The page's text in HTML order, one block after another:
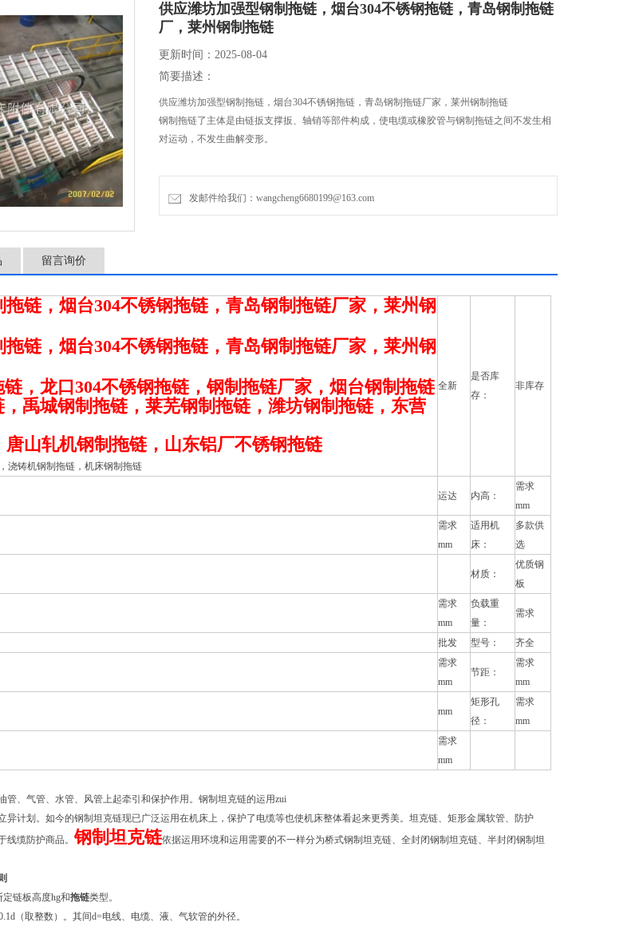
供应潍坊加强型钢制拖链，烟台304不锈钢拖链，青岛钢制拖链
厂，莱州钢制拖链
更新时间：2025-08-04
简要描述：
供应潍坊加强型钢制拖链，烟台304不锈钢拖链，青岛钢制拖链厂家，莱州钢制拖链
钢制拖链了主体是由链扳支撑扳、轴销等部件构成，使电缆或橡胶管与钢制拖链之间不发生相
对运动，不发生曲解变形。
发邮件给我们：wangcheng6680199@163.com
留言询价
链，烟台304不锈钢拖链，青岛钢制拖链厂家，莱州钢
链，烟台304不锈钢拖链，青岛钢制拖链厂家，莱州钢
，龙口304不锈钢拖链，钢制拖链厂家，烟台钢制拖链
禹城钢制拖链，莱芜钢制拖链，潍坊钢制拖链，东营
唐山轧机钢制拖链，山东铝厂不锈钢拖链
浇铸机钢制拖链，机床钢制拖链
全新
是否库
存：
非库存
运达 内高：
需求
mm
需求
mm
适用机
床：
多款供
选
材质：
优质钢
板
需求
mm
负载重
量：
需求
批发 型号： 齐全
需求
mm
节距：
需求
mm
mm
矩形孔
径：
需求
mm
需求
mm
管、气管、水管、风管上起牵引和保护作用。钢制坦克链的运用zui
异计划。如今的钢制坦克链现已广泛运用在机床上，保护了电缆等也使机床整体看起来更秀美。坦克链、矩形金属软管、防护
线缆防护商品。钢制坦克链依据运用环境和运用需要的不一样分为桥式钢制坦克链、全封闭钢制坦克链、半封闭钢制坦
定链板高度hg和拖链类型。
（取整数）。其间d=电线、电缆、液、气软管的外径。